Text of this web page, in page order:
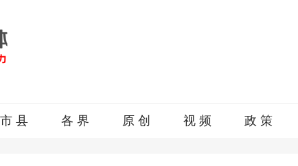
市 县 各 界 原 创 视 频 政 策